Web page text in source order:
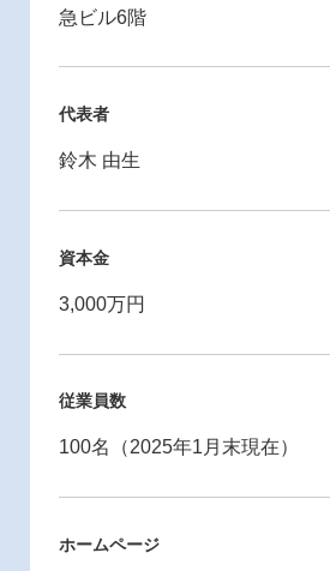
急ビル6階
代表者
鈴木 由生
資本金
3,000万円
従業員数
100名（2025年1月末現在）
ホームページ